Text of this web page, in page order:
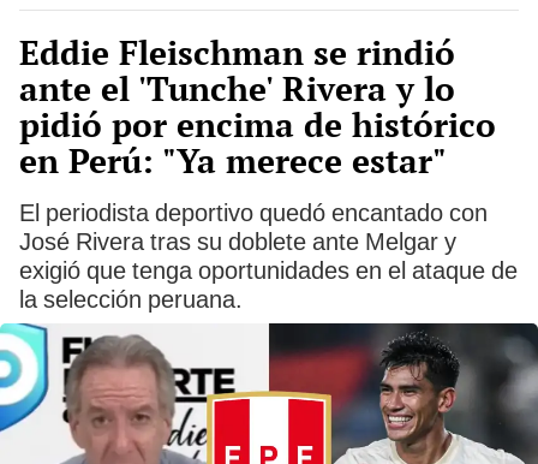
Eddie Fleischman se rindió
ante el 'Tunche' Rivera y lo
pidió por encima de histórico
en Perú: "Ya merece estar"
El periodista deportivo quedó encantado con
José Rivera tras su doblete ante Melgar y
exigió que tenga oportunidades en el ataque de
la selección peruana.